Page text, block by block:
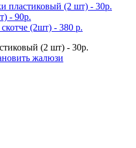
пластиковый (2 шт) - 30р.
- 90р.
(2шт) - 380 р.
(2 шт) - 30р.
жалюзи